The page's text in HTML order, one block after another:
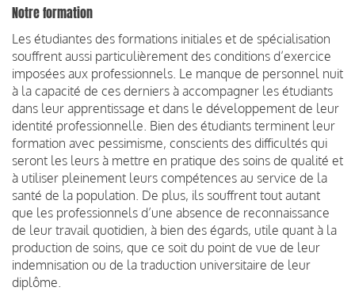
Notre formation
Les étudiantes des formations initiales et de spécialisation
souffrent aussi particulièrement des conditions d’exercice
imposées aux professionnels. Le manque de personnel nuit
à la capacité de ces derniers à accompagner les étudiants
dans leur apprentissage et dans le développement de leur
identité professionnelle. Bien des étudiants terminent leur
formation avec pessimisme, conscients des difficultés qui
seront les leurs à mettre en pratique des soins de qualité et
à utiliser pleinement leurs compétences au service de la
santé de la population. De plus, ils souffrent tout autant
que les professionnels d’une absence de reconnaissance
de leur travail quotidien, à bien des égards, utile quant à la
production de soins, que ce soit du point de vue de leur
indemnisation ou de la traduction universitaire de leur
diplôme.